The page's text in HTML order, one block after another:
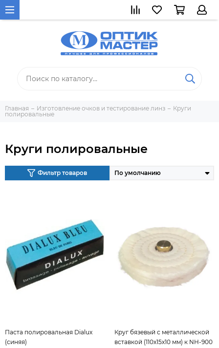
Главная Изготовление очков и тестирование линз
Круги
полировальные
Круги полировальные
Фильтр товаров
Паста полировальная Dialux
(синяя)
Круг бязевый с металлической
вставкой (110х15х10 мм) к NH-900